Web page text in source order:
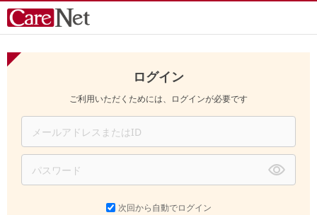
ログイン
ご利用いただくためには、ログインが必要です
次回から自動でログイン